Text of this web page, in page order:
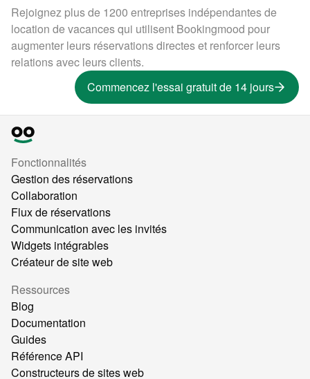
Rejoignez plus de 1200 entreprises indépendantes de
location de vacances qui utilisent Bookingmood pour
augmenter leurs réservations directes et renforcer leurs
relations avec leurs clients.
Commencez l'essai gratuit de 14 jours
Fonctionnalités
Gestion des réservations
Collaboration
Flux de réservations
Communication avec les invités
Widgets intégrables
Créateur de site web
Ressources
Blog
Documentation
Guides
Référence API
Constructeurs de sites web